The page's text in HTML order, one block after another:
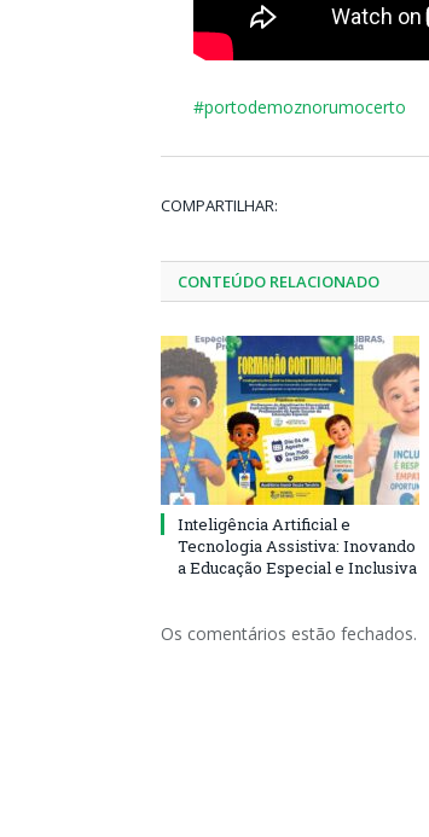
#portodemoznorumocerto
COMPARTILHAR:
CONTEÚDO RELACIONADO
Inteligência Artificial e
Tecnologia Assistiva: Inovando
a Educação Especial e Inclusiva
Os comentários estão fechados.